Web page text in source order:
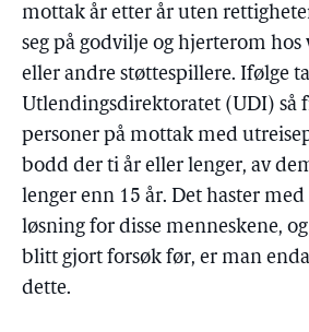
mottak år etter år uten
seg på godvilje og hjerterom hos
eller andre støttespillere. Ifølge
Utlendingsdirektoratet (UDI) så
personer på mottak med
bodd der ti år eller lenger, av
lenger enn 15 år. Det haster
løsning for disse menneskene,
blitt gjort forsøk før, er man
dette.